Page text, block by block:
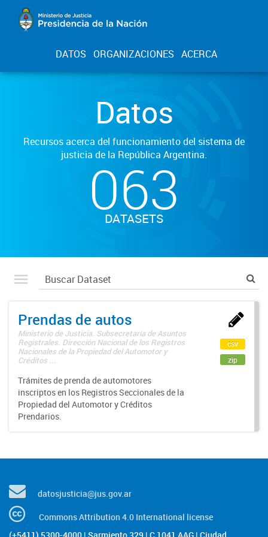
DATOS ORGANIZACIONES ACERCA
Datos
Recursos acerca del funcionamiento del sistema de
justicia de la República Argentina.
063
DATASETS
Prendas de autos
Ministerio de Justicia. Subsecretaría de Asuntos
Registrales. Dirección Nacional de los Registros
Nacionales de la Propiedad del Automotor y
Créditos ...
Trámites de prenda de automotores
inscriptos en los Registros Seccionales de la
Propiedad del Automotor y Créditos
Prendarios.
csv
zip
datosjusticia@jus.gov.ar
Commons Attribution 4.0 International license